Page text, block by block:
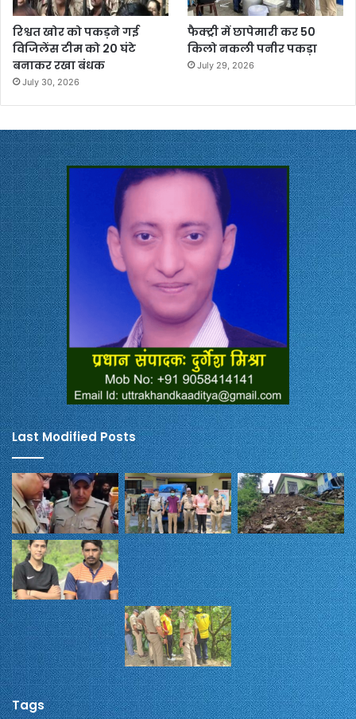
रिश्वत खोर को पकड़ने गई
विजिलेंस टीम को 20 घंटे
बनाकर रखा बंधक
July 30, 2026
फैक्ट्री में छापेमारी कर 50
किलो नकली पनीर पकड़ा
July 29, 2026
Last Modified Posts
Tags